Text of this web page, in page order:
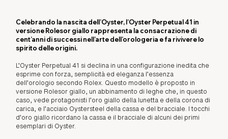
Celebrando la nascita dell’Oyster, l’Oyster Perpetual 41 in
versione Rolesor giallo rappresenta la consacrazione di
cent’anni di successi nell’arte dell’orologeria e fa rivivere lo
spirito delle origini.
L’Oyster Perpetual 41 si declina in una configurazione inedita che
esprime con forza, semplicità ed eleganza l’essenza
dell’orologio secondo Rolex. Questo modello è proposto in
versione Rolesor giallo, un abbinamento di leghe che, in questo
caso, vede protagonisti l’oro giallo della lunetta e della corona di
carica, e l’acciaio Oystersteel della cassa e del bracciale. I tocchi
d’oro giallo ricordano la cassa e il bracciale di alcuni dei primi
esemplari di Oyster.